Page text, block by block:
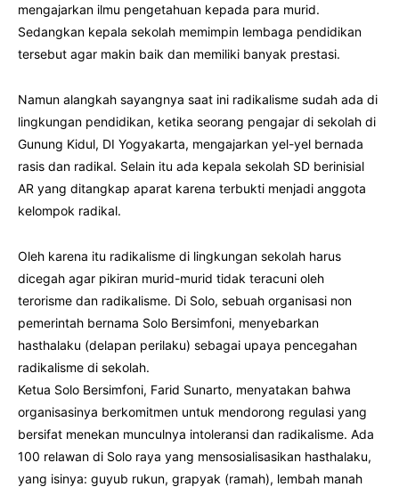
mengajarkan ilmu pengetahuan kepada para murid.
Sedangkan kepala sekolah memimpin lembaga pendidikan
tersebut agar makin baik dan memiliki banyak prestasi.
Namun alangkah sayangnya saat ini radikalisme sudah ada di
lingkungan pendidikan, ketika seorang pengajar di sekolah di
Gunung Kidul, DI Yogyakarta, mengajarkan yel-yel bernada
rasis dan radikal. Selain itu ada kepala sekolah SD berinisial
AR yang ditangkap aparat karena terbukti menjadi anggota
kelompok radikal.
Oleh karena itu radikalisme di lingkungan sekolah harus
dicegah agar pikiran murid-murid tidak teracuni oleh
terorisme dan radikalisme. Di Solo, sebuah organisasi non
pemerintah bernama Solo Bersimfoni, menyebarkan
hasthalaku (delapan perilaku) sebagai upaya pencegahan
radikalisme di sekolah.
Ketua Solo Bersimfoni, Farid Sunarto, menyatakan bahwa
organisasinya berkomitmen untuk mendorong regulasi yang
bersifat menekan munculnya intoleransi dan radikalisme. Ada
100 relawan di Solo raya yang mensosialisasikan hasthalaku,
yang isinya: guyub rukun, grapyak (ramah), lembah manah